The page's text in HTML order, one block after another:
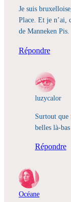
Je suis
Place. Et je n’ai,
de Manneken Pis.
Répondre
luzycalor
Surtout que
belles là-
Répondre
Océane